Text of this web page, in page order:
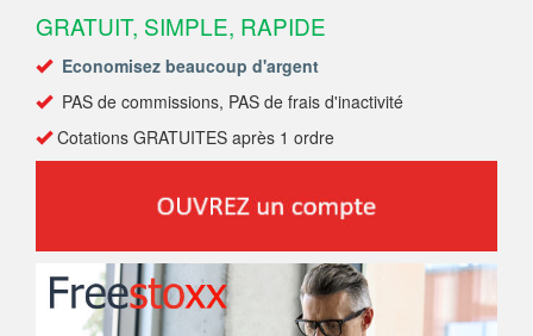
GRATUIT, SIMPLE, RAPIDE
Economisez beaucoup d'argent
PAS de commissions, PAS de frais d'inactivité
Cotations GRATUITES après 1 ordre